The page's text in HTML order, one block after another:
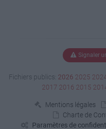
Signaler
Fichiers publics: 2026 2025
2017 2016 2015
Mentions légales
Charte de
Paramètres de